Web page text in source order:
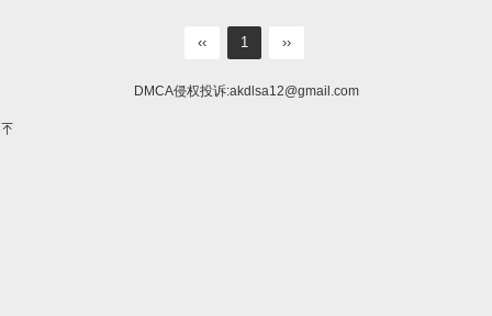
‹‹ 1 ››
DMCA侵权投诉:akdlsa12@gmail.com